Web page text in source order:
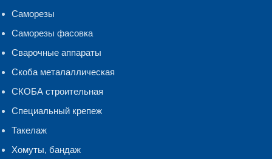
Саморезы
Саморезы фасовка
Сварочные аппараты
Скоба металаллическая
СКОБА строительная
Специальный крепеж
Такелаж
Хомуты, бандаж